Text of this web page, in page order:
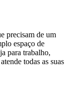
precisam de um
espaço de
para trabalho,
todas as suas